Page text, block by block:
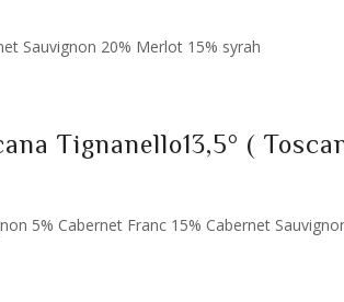
Sauvignon 20% Merlot 15% syrah
Tignanello13,5° (
5% Cabernet Franc 15% Cabernet